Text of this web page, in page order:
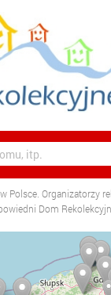
Polsce. Organizatorzy
Dom